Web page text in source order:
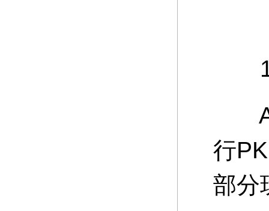
10
A
行
部分